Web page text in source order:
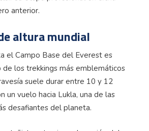
anterior.
altura mundial
el Campo Base del Everest es
de los trekkings más emblemáticos
suele durar entre 10 y 12
un vuelo hacia Lukla, una de las
desafiantes del planeta.